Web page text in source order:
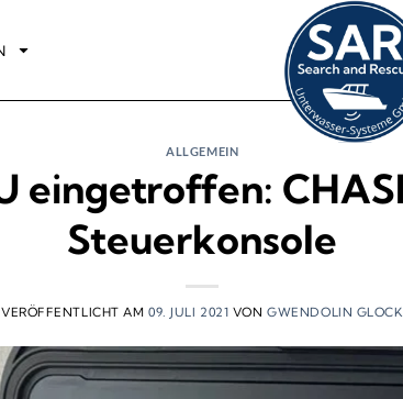
ALLGEMEIN
eingetroffen:
Steuerkonsole
VERÖFFENTLICHT AM09. JULI 2021 VONGWENDOLIN GLOCK